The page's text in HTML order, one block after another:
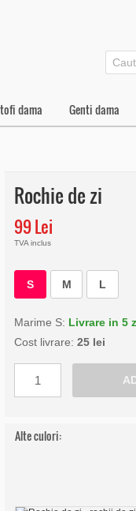
dama Genti dama
Rochie de zi
99 Lei
TVA inclus
S M L
Marime S: Livrare in 5
Cost livrare: 25 lei
Alte culori: